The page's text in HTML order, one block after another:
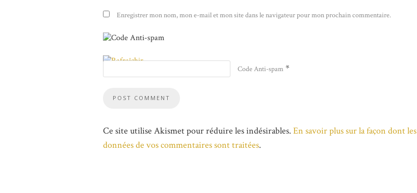
Enregistrer mon nom, mon e-mail et mon site dans le navigateur pour mon prochain commentaire.
Code Anti-spam *
Ce site utilise Akismet pour réduire les indésirables. En savoir plus sur la façon dont les
données de vos commentaires sont traitées.